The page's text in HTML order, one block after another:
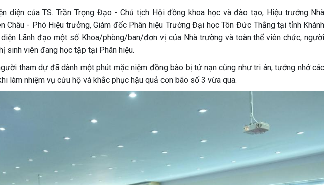
diện của TS. Trần Trọng Đạo - Chủ tịch Hội đồng khoa học và đào tạo, Hiệu trưởng Nhà
Châu - Phó Hiệu trưởng, Giám đốc Phân hiệu Trường Đại học Tôn Đức Thắng tại tỉnh Khánh
Lãnh đạo một số Khoa/phòng/ban/đơn vị của Nhà trường và toàn thể viên chức, người
sinh viên đang học tập tại Phân hiệu.
tham dự đã dành một phút mặc niệm đồng bào bị tử nạn cũng như tri ân, tưởng nhớ các
làm nhiệm vụ cứu hộ và khắc phục hậu quả cơn bão số 3 vừa qua.